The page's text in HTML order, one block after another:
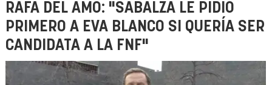
RAFA DEL AMO: "SABALZA LE PIDIÓ
PRIMERO A EVA BLANCO SI QUERÍA SER
CANDIDATA A LA FNF"